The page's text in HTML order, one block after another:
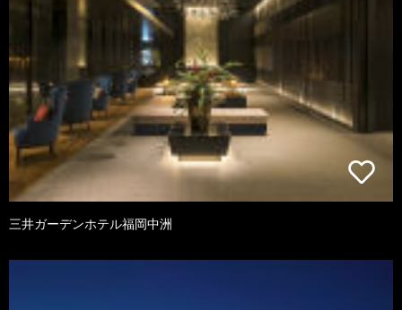
三井ガーデンホテル福岡中洲